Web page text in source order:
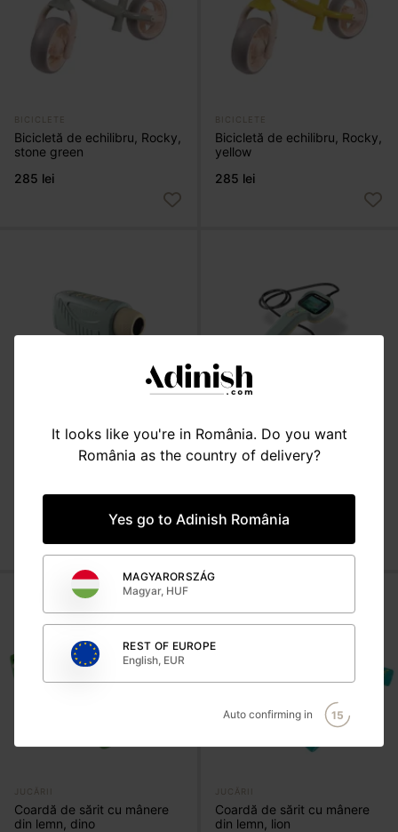
BICICLETE
Bicicletă de echilibru, Rocky,
stone green
285 lei
BICICLETE
Bicicletă de echilibru, Rocky,
yellow
285 lei
JUCĂRII
Cameră portabilă pentru
KIDYEXPLORE
260 lei
JUCĂRII
Coardă de sărit cu mânere
din lemn, dino
JUCĂRII
Coardă de sărit cu mânere
din lemn, lion
It looks like you're in România. Do you want
România as the country of delivery?
Yes go to Adinish România
MAGYARORSZÁG
Magyar, HUF
REST OF EUROPE
English, EUR
Auto confirming in 15